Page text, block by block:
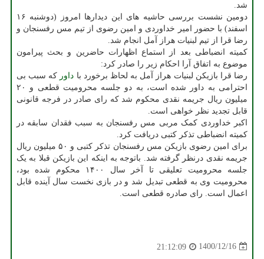
شد.
دومین نشست بررسی حاشیه های این دیدارها امروز (دوشنبه ۱۶
اسفند) با حضور امیر خداوردی و امین رضوی از تیم مس رفسنجان و
رضا قرا از تیم لبنیات هراز آمل انجام شد.
کمیته انضباطی بعد از استماع اظهارات حاضرین و بحث پیرامون
موضوع به اتفاق آرا احکام زیر را صادر کرد:
رضا قرا بازیکن لبنیات هراز آمل به لحاظ برخورد با داور که سبب بی
احترامی به داور شده است، به دو جلسه محرومیت قطعی و ۲۰
میلیون ریال جریمه نقدی محکوم شد که رای صادر در فرجه قانونی
قابل تجدید نظر خواهی است.
اکبر خداوردی کمک مربی مس رفسنجان به سبب فقدان سابقه در
کمیته انضباطی تذکر کتبی دریافت کرد.
برای امین رضوی بازیکن مس رفسنجان تذکر کتبی و ۵۰ میلیون ریال
جریمه نقدی درنظر گرفته شد. باتوجه به اینکه این بازیکن قبلا به یک
جلسه محرومیت تعلیقی تا آخر سال ۱۴۰۰ محکوم شده بود،
محرومیت وی به قطعی تبدیل شد و در بازی نخست سال آینده قابل
اعمال است. رای صادره قطعی است.
1400/12/16
21:12:09